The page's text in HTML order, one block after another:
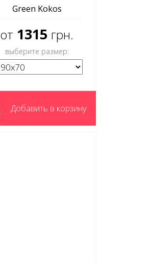
Green Kokos
от 1315 грн.
выберите размер:
Добавить в корзину